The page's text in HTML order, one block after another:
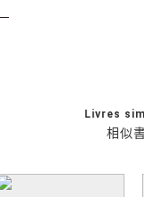
相似
Livres